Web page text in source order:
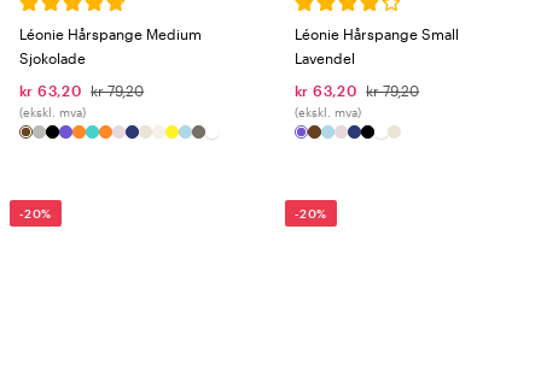
Léonie Hårspange Medium
Sjokolade
kr 63,20 kr 79,20
(ekskl. mva)
Léonie Hårspange Small
Lavendel
kr 63,20 kr 79,20
(ekskl. mva)
-20% -20%